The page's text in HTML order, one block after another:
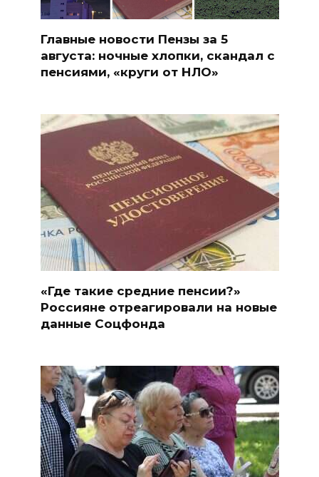
Главные новости Пензы за 5
августа: ночные хлопки, скандал с
пенсиями, «круги от НЛО»
«Где такие средние пенсии?»
Россияне отреагировали на новые
данные Соцфонда